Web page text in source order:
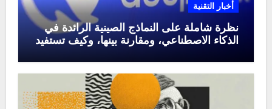
أخبار التقنية
نظرة شاملة على النماذج الصينية الرائدة في
الذكاء الاصطناعي، ومقارنة بينها، وكيف تستفيد